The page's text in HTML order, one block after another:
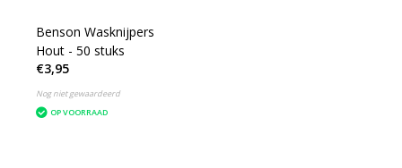
Benson Wasknijpers
Hout - 50 stuks
€3,95
Nog niet gewaardeerd
OP VOORRAAD